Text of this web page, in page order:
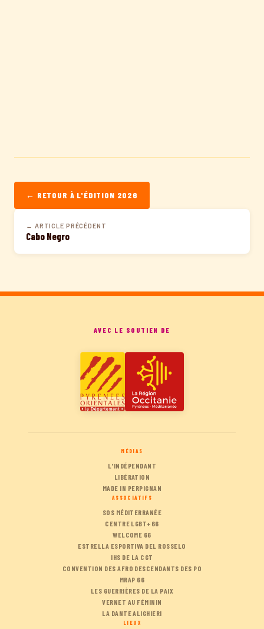
← RETOUR À L'ÉDITION 2026
← ARTICLE PRÉCÉDENT
Cabo Negro
AVEC LE SOUTIEN DE
MÉDIAS
L'INDÉPENDANT
LIBÉRATION
MADE IN PERPIGNAN
ASSOCIATIFS
SOS MÉDITERRANÉE
CENTRE LGBT+66
WELCOME 66
ESTRELLA ESPORTIVA DEL ROSSELO
IHS DE LA CGT
CONVENTION DES AFRO DESCENDANTS DES PO
MRAP 66
LES GUERRIÈRES DE LA PAIX
VERNET AU FÉMININ
LA DANTE ALIGHIERI
LIEUX